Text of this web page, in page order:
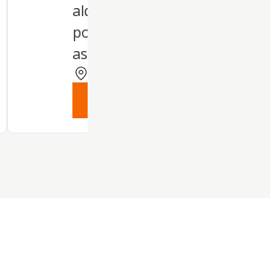
alquiler de bienes
por cuenta propia. Servicios
asesoramiento, orientación